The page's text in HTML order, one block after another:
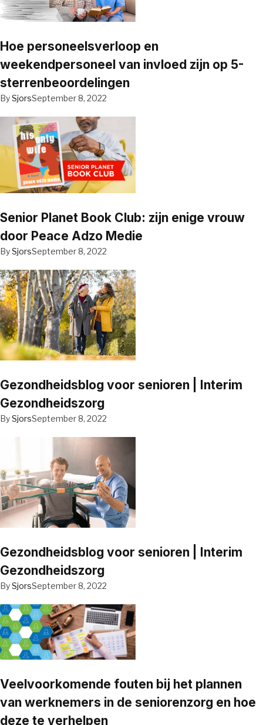
Hoe personeelsverloop en
weekendpersoneel van invloed zijn op 5-
sterrenbeoordelingen
BySjorsSeptember 8, 2022
Senior Planet Book Club: zijn enige vrouw
door Peace Adzo Medie
BySjorsSeptember 8, 2022
Gezondheidsblog voor senioren | Interim
Gezondheidszorg
BySjorsSeptember 8, 2022
Gezondheidsblog voor senioren | Interim
Gezondheidszorg
BySjorsSeptember 8, 2022
Veelvoorkomende fouten bij het plannen
van werknemers in de seniorenzorg en hoe
deze te verhelpen